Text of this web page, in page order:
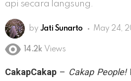
api secara langsung.
by Jati Sunarto May 24,
14.2k Views
CakapCakap – Cakap People!